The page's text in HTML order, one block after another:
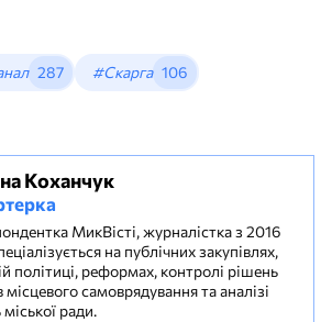
287 #Скарга 106
Коханчук
МикВісті, журналістка з 2016
на публічних закупівлях,
політиці, реформах, контролі рішень
місцевого самоврядування та аналізі
ради.